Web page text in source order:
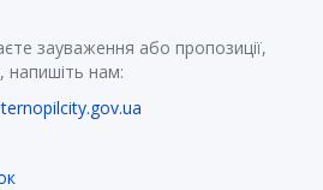
зауваження або пропозиції,
напишіть нам: